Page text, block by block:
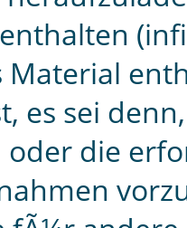
Material
es sei
oder die